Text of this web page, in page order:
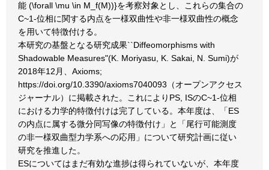
能 (\forall \mu \in M_f(M))}を考察対象とし、これらの集合の
C~1-位相に関する内点を一様双曲性や非一様双曲性の概念
を用いて特徴付ける。
本研究の基盤となる研究成果``Diffeomorphisms with
Shadowable Measures"(K. Moriyasu, K. Sakai, N. Sumi)が
2018年12月、Axioms;
https://doi.org/10.3390/axioms7040093（オープンアクセス
ジャーナル）に掲載された。これによりPS, ISのC~1-位相
における力学的特徴付けは完了している。本年度は、「ES
の内点に属する微分同写像の特徴付け」と「尾行可能測度
の非一様双曲型力学系への応用」について研究計画に従い
研究を推進した。
ESについてはまだ有効な進捗は得られていないが、本年度